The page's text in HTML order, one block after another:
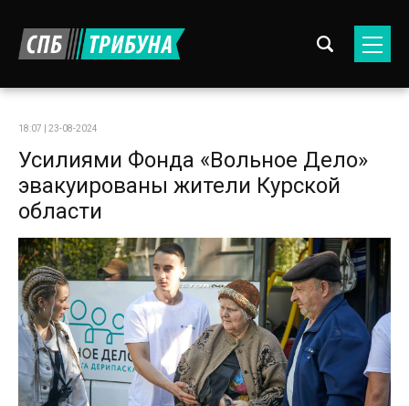
18:07 | 23-08-2024
Усилиями Фонда «Вольное Дело»
эвакуированы жители Курской
области